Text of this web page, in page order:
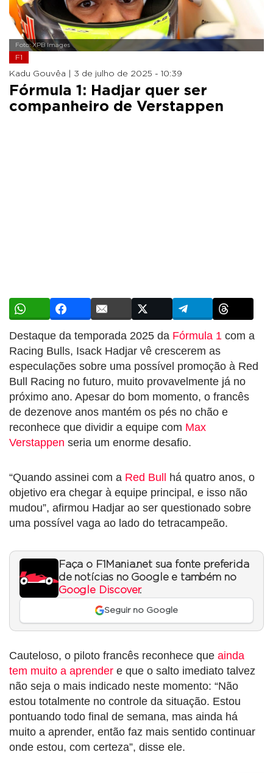
Foto: XPB Images
F1
Kadu Gouvêa | 3 de julho de 2025 - 10:39
Fórmula 1: Hadjar quer ser
companheiro de Verstappen
Destaque da temporada 2025 da Fórmula 1 com a
Racing Bulls, Isack Hadjar vê crescerem as
especulações sobre uma possível promoção à Red
Bull Racing no futuro, muito provavelmente já no
próximo ano. Apesar do bom momento, o francês
de dezenove anos mantém os pés no chão e
reconhece que dividir a equipe com Max
Verstappen seria um enorme desafio.
“Quando assinei com a Red Bull há quatro anos, o
objetivo era chegar à equipe principal, e isso não
mudou”, afirmou Hadjar ao ser questionado sobre
uma possível vaga ao lado do tetracampeão.
Faça o F1Mania.net sua fonte preferida
de notícias no Google e também no
Google Discover.
Seguir no Google
Cauteloso, o piloto francês reconhece que ainda
tem muito a aprender e que o salto imediato talvez
não seja o mais indicado neste momento: “Não
estou totalmente no controle da situação. Estou
pontuando todo final de semana, mas ainda há
muito a aprender, então faz mais sentido continuar
onde estou, com certeza”, disse ele.